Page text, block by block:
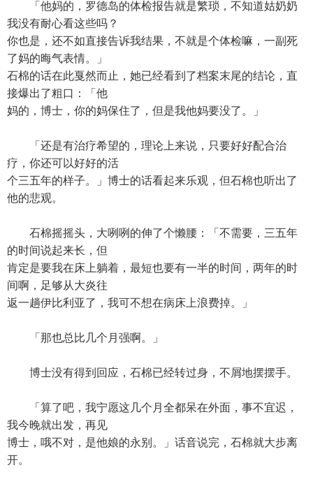
「他妈的，罗德岛的体检报告就是繁琐，不知道姑奶奶
我没有耐心看这些吗？
你也是，还不如直接告诉我结果，不就是个体检嘛，一副死
了妈的晦气表情。」
石棉的话在此戛然而止，她已经看到了档案末尾的结论，直
接爆出了粗口：「他
妈的，博士，你的妈保住了，但是我他妈要没了。」
「还是有治疗希望的，理论上来说，只要好好配合治
疗，你还可以好好的活
个三五年的样子。」博士的话看起来乐观，但石棉也听出了
他的悲观。
石棉摇摇头，大咧咧的伸了个懒腰：「不需要，三五年
的时间说起来长，但
肯定是要我在床上躺着，最短也要有一半的时间，两年的时
间啊，足够从大炎往
返一趟伊比利亚了，我可不想在病床上浪费掉。」
「那也总比几个月强啊。」
博士没有得到回应，石棉已经转过身，不屑地摆摆手。
「算了吧，我宁愿这几个月全都呆在外面，事不宜迟，
我今晚就出发，再见
博士，哦不对，是他娘的永别。」话音说完，石棉就大步离
开。